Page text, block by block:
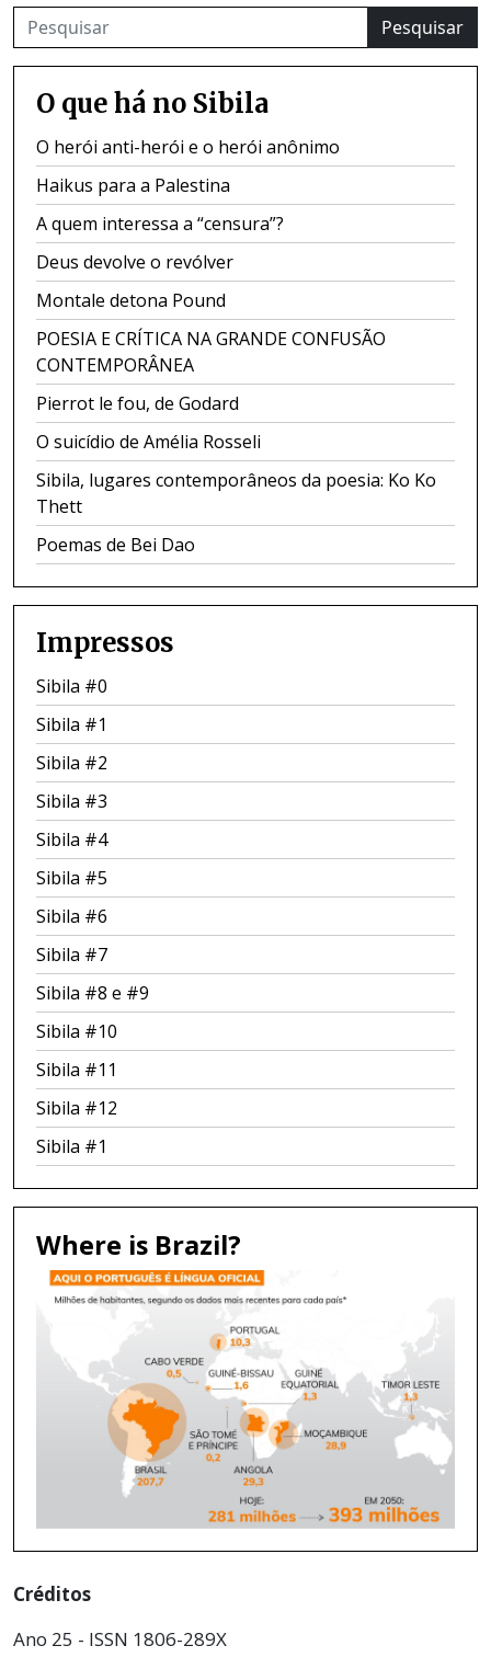
Pesquisar
O que há no Sibila
O herói anti-herói e o herói anônimo
Haikus para a Palestina
A quem interessa a “censura”?
Deus devolve o revólver
Montale detona Pound
POESIA E CRÍTICA NA GRANDE CONFUSÃO
CONTEMPORÂNEA
Pierrot le fou, de Godard
O suicídio de Amélia Rosseli
Sibila, lugares contemporâneos da poesia: Ko Ko
Thett
Poemas de Bei Dao
Impressos
Sibila #0
Sibila #1
Sibila #2
Sibila #3
Sibila #4
Sibila #5
Sibila #6
Sibila #7
Sibila #8 e #9
Sibila #10
Sibila #11
Sibila #12
Sibila #1
Where is Brazil?
Créditos
Ano 25 - ISSN 1806-289X